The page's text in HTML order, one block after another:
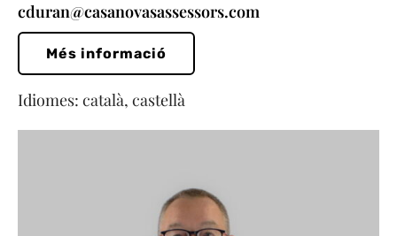
cduran@casanovasassessors.com
Més informació
Idiomes: català, castellà